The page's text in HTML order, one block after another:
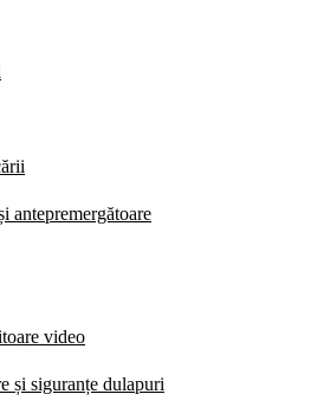
antepremergătoare
video
și siguranțe dulapuri